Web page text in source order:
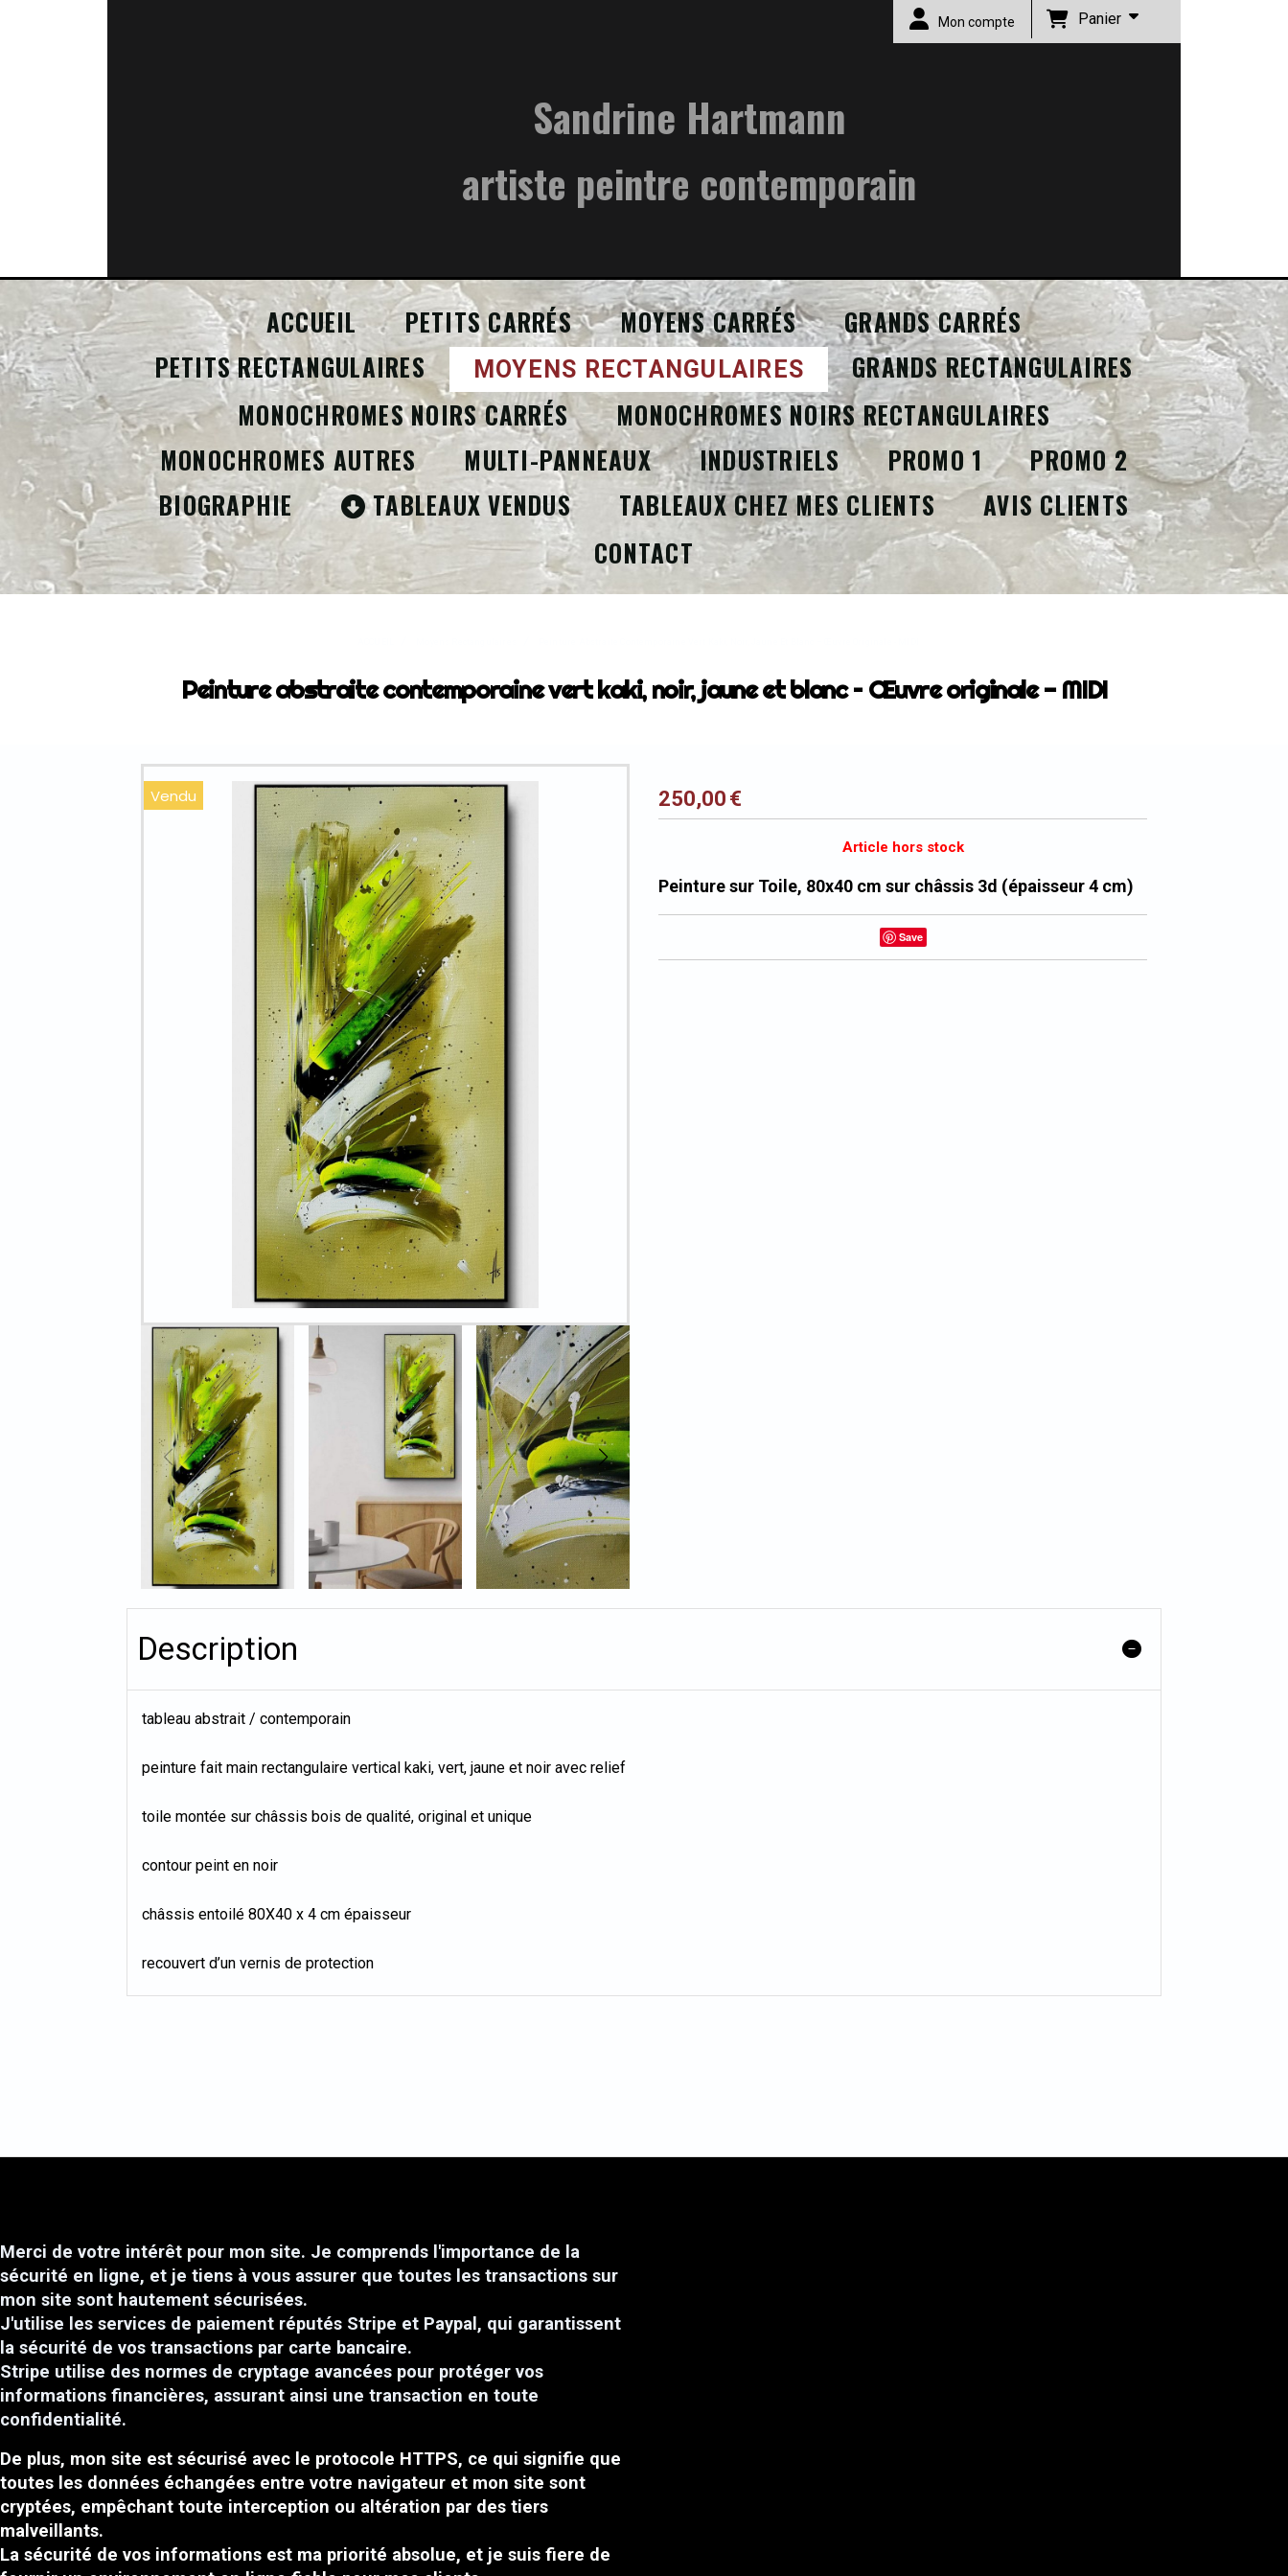
Sandrine Hartmann
artiste peintre contemporain
Mon compte Panier
ACCUEIL PETITS CARRÉS MOYENS CARRÉS
GRANDS CARRÉS
PETITS RECTANGULAIRES
MOYENS RECTANGULAIRES
GRANDS RECTANGULAIRES
MONOCHROMES NOIRS CARRÉS
MONOCHROMES NOIRS RECTANGULAIRES
MONOCHROMES AUTRES
MULTI-PANNEAUX INDUSTRIELS PROMO 1
PROMO 2
BIOGRAPHIE
TABLEAUX VENDUS TABLEAUX CHEZ MES CLIENTS
AVIS CLIENTS
CONTACT
Peinture abstraite contemporaine vert kaki, noir, jaune et blanc – Œuvre originale - MIDI
Vendu 250,00 €
Article hors stock
Peinture sur Toile, 80x40 cm sur châssis 3d (épaisseur 4 cm)
Save
Description
tableau abstrait / contemporain
peinture fait main rectangulaire vertical kaki, vert, jaune et noir avec relief
toile montée sur châssis bois de qualité, original et unique
contour peint en noir
châssis entoilé 80X40 x 4 cm épaisseur
recouvert d’un vernis de protection
Merci de votre intérêt pour mon site. Je comprends l'importance de la
sécurité en ligne, et je tiens à vous assurer que toutes les transactions sur
mon site sont hautement sécurisées.
J'utilise les services de paiement réputés Stripe et Paypal, qui garantissent
la sécurité de vos transactions par carte bancaire.
Stripe utilise des normes de cryptage avancées pour protéger vos
informations financières, assurant ainsi une transaction en toute
confidentialité.
De plus, mon site est sécurisé avec le protocole HTTPS, ce qui signifie que
toutes les données échangées entre votre navigateur et mon site sont
cryptées, empêchant toute interception ou altération par des tiers
malveillants.
La sécurité de vos informations est ma priorité absolue, et je suis fiere de